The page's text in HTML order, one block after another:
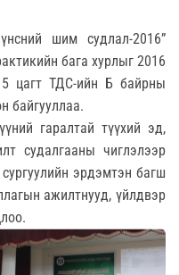
шим судлал-2016”
бага хурлыг 2016
цагт ТДС-ийн Б байрны
байгууллаа.
гаралтай түүхий эд,
судалгааны чиглэлээр
эрдэмтэн багш
ажилтнууд, үйлдвэр